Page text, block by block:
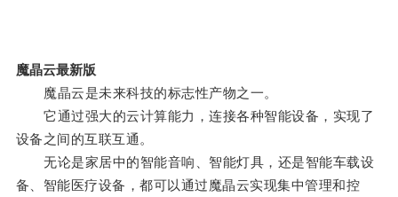
魔晶云最新版
魔晶云是未来科技的标志性产物之一。
它通过强大的云计算能力，连接各种智能设备，实现了
设备之间的互联互通。
无论是家居中的智能音响、智能灯具，还是智能车载设
备、智能医疗设备，都可以通过魔晶云实现集中管理和控